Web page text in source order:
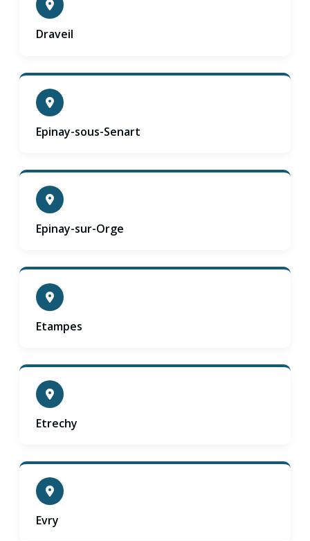
Draveil
Epinay-sous-Senart
Epinay-sur-Orge
Etampes
Etrechy
Evry